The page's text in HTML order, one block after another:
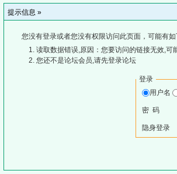
提示信息 »
您没有登录或者您没有权限访问此页面，可能有
读取数据错误,原因：您要访问的链接无效,可
您还不是论坛会员,请先登录论坛
登录
用户名
密 码
隐身登录